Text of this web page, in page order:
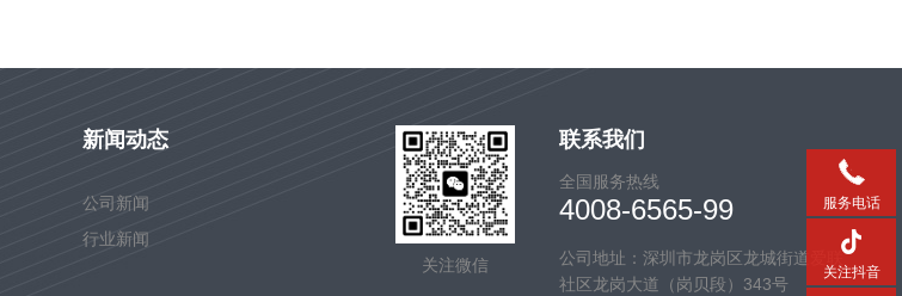
新闻动态
公司新闻
行业新闻
关注微信
联系我们
全国服务热线
4008-6565-99
公司地址：深圳市龙岗区龙城街道爱联
社区龙岗大道（岗贝段）343号
服务电话
关注抖音